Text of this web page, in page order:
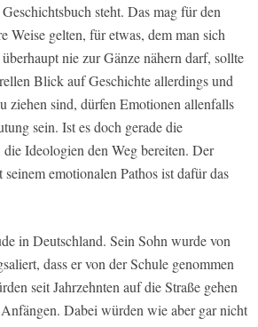
steht. Das mag für den
Weise gelten, für etwas, dem man sich
nie zur Gänze nähern darf, sollte
Blick auf Geschichte allerdings und
ziehen sind, dürfen Emotionen allenfalls
sein. Ist es doch gerade die
Ideologien den Weg bereiten. Der
emotionalen Pathos ist dafür das
in Deutschland. Sein Sohn wurde von
dass er von der Schule genommen
seit Jahrzehnten auf die Straße gehen
Dabei würden wie aber gar nicht